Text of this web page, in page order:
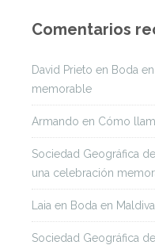
Comentarios
David Prieto en Boda
memorable
Armando en Cómo
Sociedad Geográfica
una celebración
Laia en Boda en
Sociedad Geográfica